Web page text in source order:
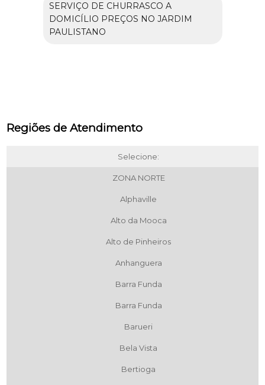
SERVIÇO DE CHURRASCO A
DOMICÍLIO PREÇOS NO JARDIM
PAULISTANO
Regiões de Atendimento
Selecione:
ZONA NORTE
Alphaville
Alto da Mooca
Alto de Pinheiros
Anhanguera
Barra Funda
Barra Funda
Barueri
Bela Vista
Bertioga